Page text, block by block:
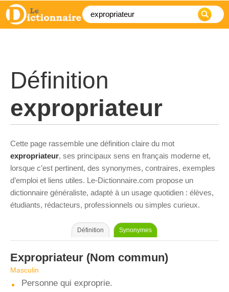
Définition
expropriateur
Cette page rassemble une définition claire du mot
expropriateur, ses principaux sens en français moderne et,
lorsque c’est pertinent, des synonymes, contraires, exemples
d’emploi et liens utiles. Le-Dictionnaire.com propose un
dictionnaire généraliste, adapté à un usage quotidien : élèves,
étudiants, rédacteurs, professionnels ou simples curieux.
Définition Synonymes
Expropriateur (Nom commun)
Masculin
Personne qui exproprie.